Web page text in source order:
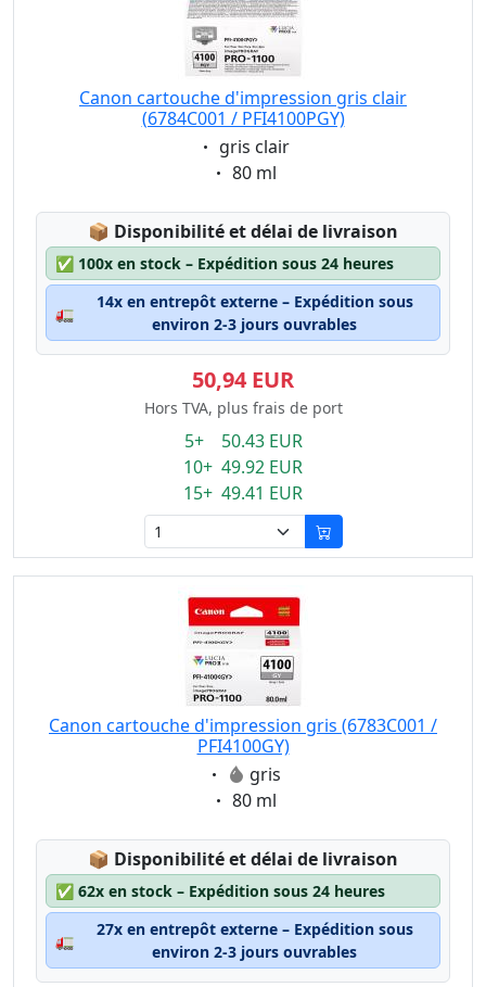
Canon cartouche d'impression gris clair
(6784C001 / PFI4100PGY)
Eigenschaft:
gris clair
Eigenschaft:
80 ml
📦 Lagerstatus:
Disponibilité et délai de livraison
✅ 100x en stock – Expédition sous 24 heures
🚛
14x en entrepôt externe – Expédition sous
environ 2-3 jours ouvrables
50,94 EUR
Hors TVA, plus frais de port
5+ 50.43 EUR
10+ 49.92 EUR
15+ 49.41 EUR
Canon cartouche d'impression gris (6783C001 /
PFI4100GY)
Eigenschaft:
gris
Eigenschaft:
80 ml
📦 Lagerstatus:
Disponibilité et délai de livraison
✅ 62x en stock – Expédition sous 24 heures
🚛
27x en entrepôt externe – Expédition sous
environ 2-3 jours ouvrables